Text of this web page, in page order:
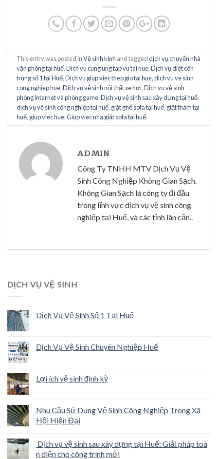
This entry was posted inVệ sinh kính and taggeddịch vụ chuyển nhà
văn phòng tại huế,Dich vu cung ung tap vu tai hue,Dịch vụ diệt côn
trùng số 1 tại Huế,Dich vu giup viec theo gio tai hue,dich vu ve sinh
cong nghiep hue,Dịch vụ vệ sinh nội thất xe hơi,Dịch vụ vệ sinh
phòng internet và phòng game,Dịch vụ vệ sinh sau xây dựng tại huế,
dịch vụ vệ sinh công nghiệp tại huế, giặt ghế sofa tại huế, giặt thảm tại
huế, giup viec hue,Giup viec nha giặt sofa tại huế.
ADMIN
Công Ty TNHH MTV Dịch Vụ Vệ
Sinh Công Nghiệp Không Gian Sạch.
Không Gian Sạch là công ty đi đầu
trong lĩnh vực dịch vụ vệ sinh công
nghiệp tại Huế, và các tỉnh lân cận..
DỊCH VỤ VỆ SINH
Dịch Vụ Vệ Sinh Số 1 Tại Huế
Dịch Vụ Vệ Sinh Chuyên Nghiệp Huế
Lợi ích vệ sinh định kỳ
Nhu Cầu Sử Dụng Vệ Sinh Công Nghiệp Trong Xã
Hội Hiện Đại
Dịch vụ vệ sinh sau xây dựng tại Huế: Giải pháp toà
n diện cho công trình mới